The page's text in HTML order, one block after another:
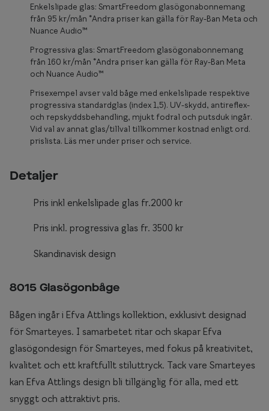
Enkelslipade glas: SmartFreedom glasögonabonnemang
från 95 kr/mån *Andra priser kan gälla för Ray-Ban Meta och
Nuance Audio™
Progressiva glas: SmartFreedom glasögonabonnemang
från 160 kr/mån *Andra priser kan gälla för Ray-Ban Meta
och Nuance Audio™
Prisexempel avser vald båge med enkelslipade respektive
progressiva standardglas (index 1,5). UV-skydd, antireflex-
och repskyddsbehandling, mjukt fodral och putsduk ingår.
Vid val av annat glas/tillval tillkommer kostnad enligt ord.
prislista. Läs mer under priser och service.
Detaljer
Pris inkl enkelslipade glas fr.2000 kr
Pris inkl. progressiva glas fr. 3500 kr
Skandinavisk design
8015 Glasögonbåge
Bågen ingår i Efva Attlings kollektion, exklusivt designad
för Smarteyes. I samarbetet ritar och skapar Efva
glasögondesign för Smarteyes, med fokus på kreativitet,
kvalitet och ett kraftfullt stiluttryck. Tack vare Smarteyes
kan Efva Attlings design bli tillgänglig för alla, med ett
snyggt och attraktivt pris.